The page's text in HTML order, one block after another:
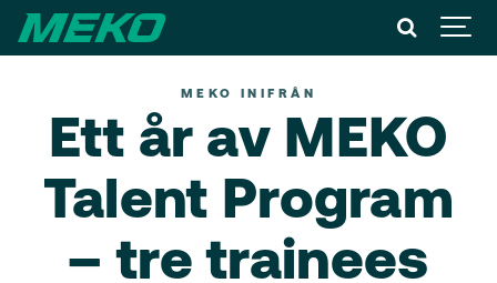
MEKO INIFRÅN
Ett år av MEKO
Talent Program
– tre trainees